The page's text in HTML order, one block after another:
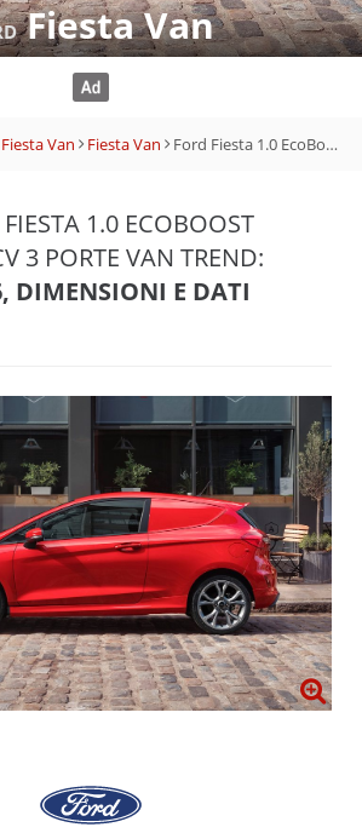
Fiesta Van
Fiesta Van Fiesta Van Ford Fiesta 1.0 EcoBoost Hybrid 125 CV 3 porte Van Trend
1.0 ECOBOOST
3 PORTE VAN TREND:
DIMENSIONI E DATI